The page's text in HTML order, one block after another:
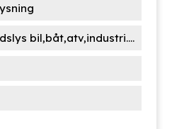
bil,båt,atv,industri....